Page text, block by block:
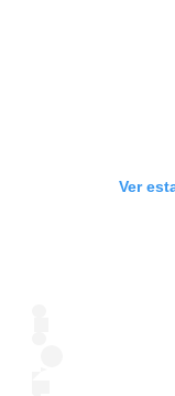
Ver